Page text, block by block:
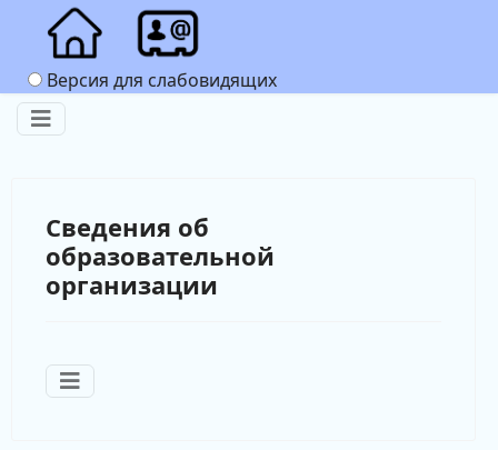
Версия для слабовидящих
Сведения об
образовательной
организации